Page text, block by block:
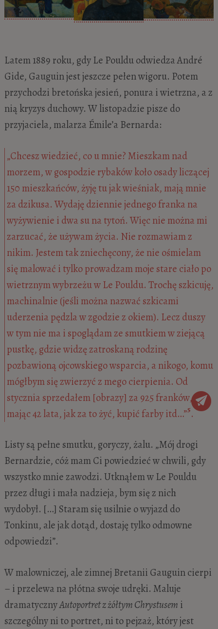
Latem 1889 roku, gdy Le Pouldu odwiedza André
Gide, Gauguin jest jeszcze pełen wigoru. Potem
przychodzi bretońska jesień, ponura i wietrzna, a z
nią kryzys duchowy. W listopadzie pisze do
przyjaciela, malarza Émile’a Bernarda:
„Chcesz wiedzieć, co u mnie? Mieszkam nad
morzem, w gospodzie rybaków koło osady liczącej
150 mieszkańców, żyję tu jak wieśniak, mają mnie
za dzikusa. Wydaję dziennie jednego franka na
wyżywienie i dwa su na tytoń. Więc nie można mi
zarzucać, że używam życia. Nie rozmawiam z
nikim. Jestem tak zniechęcony, że nie ośmielam
się malować i tylko prowadzam moje stare ciało po
wietrznym wybrzeżu w Le Pouldu. Trochę szkicuję,
machinalnie (jeśli można nazwać szkicami
uderzenia pędzla w zgodzie z okiem). Lecz duszy
w tym nie ma i spoglądam ze smutkiem w ziejącą
pustkę, gdzie widzę zatroskaną rodzinę
pozbawioną ojcowskiego wsparcia, a nikogo, komu
mógłbym się zwierzyć z mego cierpienia. Od
stycznia sprzedałem [obrazy] za 925 franków,
mając 42 lata, jak za to żyć, kupić farby itd…”5.
Listy są pełne smutku, goryczy, żalu. „Mój drogi
Bernardzie, cóż mam Ci powiedzieć w chwili, gdy
wszystko mnie zawodzi. Utknąłem w Le Pouldu
przez długi i mała nadzieja, bym się z nich
wydobył. […] Staram się usilnie o wyjazd do
Tonkinu, ale jak dotąd, dostaję tylko odmowne
odpowiedzi”.
W malowniczej, ale zimnej Bretanii Gauguin cierpi
– i przelewa na płótna swoje udręki. Maluje
dramatycznyAutoportret z żółtym Chrystusem i
szczególny ni to portret, ni to pejzaż, który jest